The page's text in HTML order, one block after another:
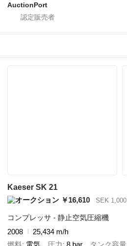
AuctionPort
Kaeser SK 21
￥16,610
SEK 1,000
コンプレッサ - 静止空気圧縮機
2008
25,434 m/h